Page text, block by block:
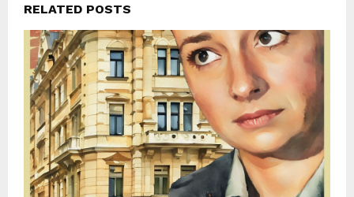
RELATED POSTS